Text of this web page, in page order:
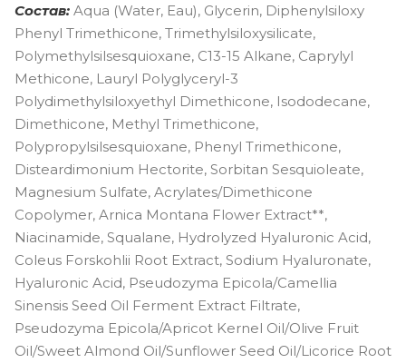
Состав: Aqua (Water, Eau), Glycerin, Diphenylsiloxy
Phenyl Trimethicone, Trimethylsiloxysilicate,
Polymethylsilsesquioxane, C13-15 Alkane, Caprylyl
Methicone, Lauryl Polyglyceryl-3
Polydimethylsiloxyethyl Dimethicone, Isododecane,
Dimethicone, Methyl Trimethicone,
Polypropylsilsesquioxane, Phenyl Trimethicone,
Disteardimonium Hectorite, Sorbitan Sesquioleate,
Magnesium Sulfate, Acrylates/Dimethicone
Copolymer, Arnica Montana Flower Extract**,
Niacinamide, Squalane, Hydrolyzed Hyaluronic Acid,
Coleus Forskohlii Root Extract, Sodium Hyaluronate,
Hyaluronic Acid, Pseudozyma Epicola/Camellia
Sinensis Seed Oil Ferment Extract Filtrate,
Pseudozyma Epicola/Apricot Kernel Oil/Olive Fruit
Oil/Sweet Almond Oil/Sunflower Seed Oil/Licorice Root